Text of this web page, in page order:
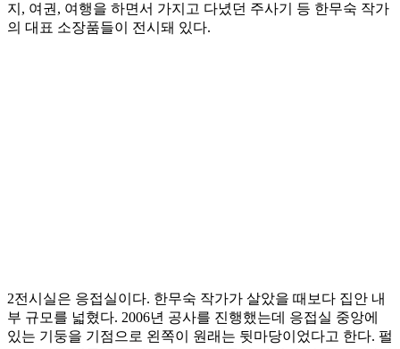
지, 여권, 여행을 하면서 가지고 다녔던 주사기 등 한무숙 작가
의 대표 소장품들이 전시돼 있다.
2전시실은 응접실이다. 한무숙 작가가 살았을 때보다 집안 내
부 규모를 넓혔다. 2006년 공사를 진행했는데 응접실 중앙에
있는 기둥을 기점으로 왼쪽이 원래는 뒷마당이었다고 한다. 펄